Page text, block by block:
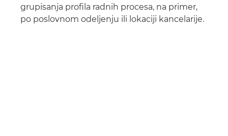
grupisanja profila radnih procesa, na primer,
po poslovnom odeljenju ili lokaciji kancelarije.